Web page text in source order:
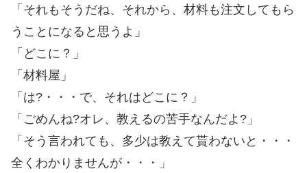
「それもそうだね、それから、材料も注文してもら
うことになると思うよ」
「どこに？」
「材料屋」
「は?・・・で、それはどこに？」
「ごめんね?オレ、教えるの苦手なんだよ?」
「そう言われても、多少は教えて貰わないと・・・
全くわかりませんが・・・」